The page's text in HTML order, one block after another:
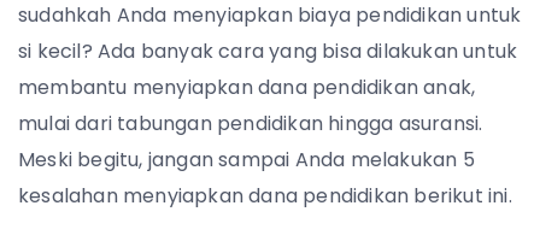
sudahkah Anda menyiapkan biaya pendidikan untuk
si kecil? Ada banyak cara yang bisa dilakukan untuk
membantu menyiapkan dana pendidikan anak,
mulai dari tabungan pendidikan hingga asuransi.
Meski begitu, jangan sampai Anda melakukan 5
kesalahan menyiapkan dana pendidikan berikut ini.